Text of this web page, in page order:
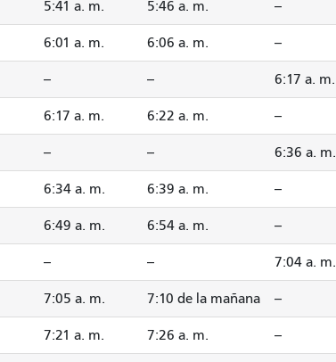
5:41 a. m. 5:46 a. m. --
6:01 a. m. 6:06 a. m. --
-- -- 6:17 a. m.
6:17 a. m. 6:22 a. m. --
-- -- 6:36 a. m.
6:34 a. m. 6:39 a. m. --
6:49 a. m. 6:54 a. m. --
-- -- 7:04 a. m.
7:05 a. m. 7:10 de la mañana --
7:21 a. m. 7:26 a. m. --